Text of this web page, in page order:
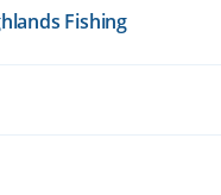
Fishing